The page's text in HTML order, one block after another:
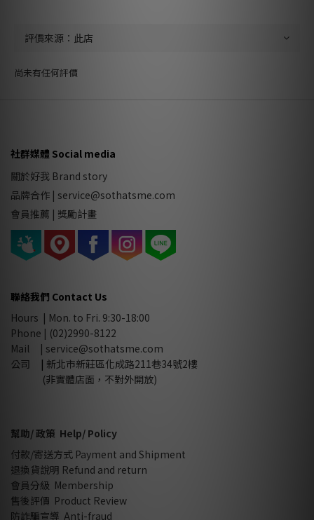
尚未有任何評價
社群媒體 Social media
關於好我 Brand story
品牌合作 | service@sothatsme.com
會員推薦 | 獎勵計畫
聯絡我們 Contact Us
Hours | Mon. to Fri. 9:30-18:00
Phone | (02)2990-8122
Mail | service@sothatsme.com
公司
| 新北市新莊區化成路211巷34號2樓
(非實體店面，不對外開放)
幫助/ 政策 Help/ Policy
付款/寄送方式 Payment and Shipment
退換貨說明 Refund and return
會員分級 Membership
售後評價 Product Review
防詐騙宣導 Anti-fraud